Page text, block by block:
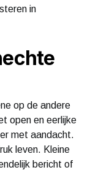
in
op de andere
open en eerlijke
met aandacht.
leven. Kleine
bericht of